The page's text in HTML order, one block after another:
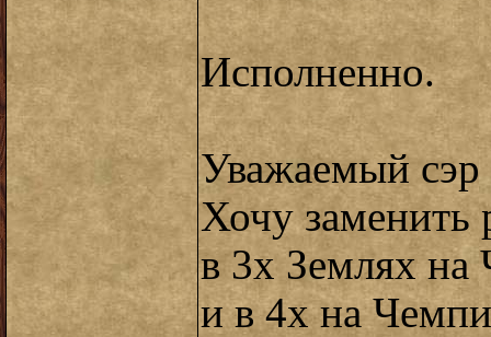
Исполненно.
Уважаемый
Хочу заменить
в 3х Землях на
и в 4х на